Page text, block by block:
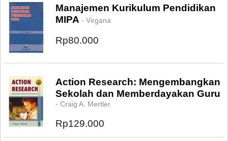
Manajemen Kurikulum Pendidikan
MIPA - Virgana
Rp80.000
Action Research: Mengembangkan
Sekolah dan Memberdayakan Guru
- Craig A. Mertler
Rp129.000